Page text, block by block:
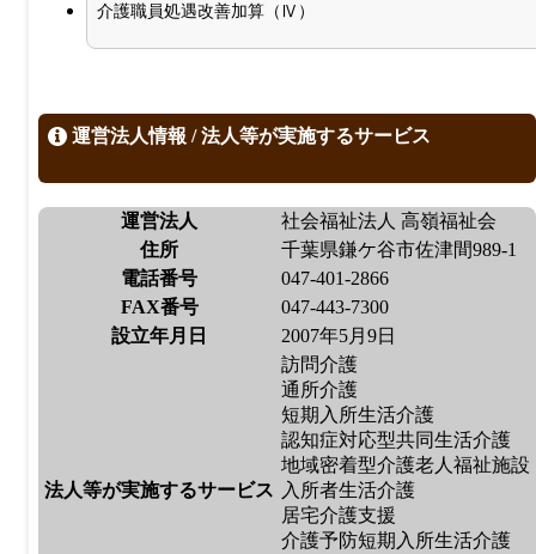
介護職員処遇改善加算（Ⅳ）
運営法人情報 / 法人等が実施するサービス
運営法人
社会福祉法人 高嶺福祉会
住所
千葉県鎌ケ谷市佐津間989-1
電話番号
047-401-2866
FAX番号
047-443-7300
設立年月日
2007年5月9日
法人等が実施するサービス
訪問介護
通所介護
短期入所生活介護
認知症対応型共同生活介護
地域密着型介護老人福祉施設
入所者生活介護
居宅介護支援
介護予防短期入所生活介護